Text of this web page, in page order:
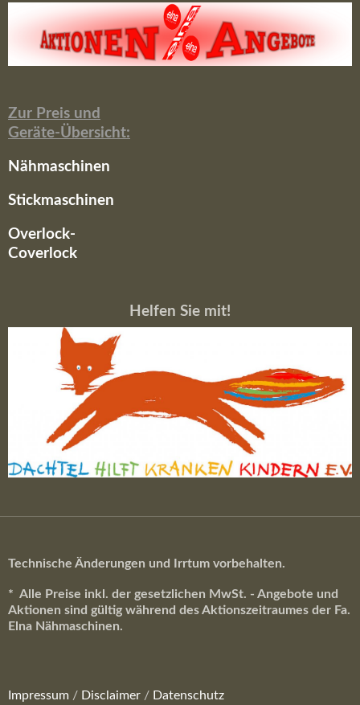
Zur Preis und
Geräte-Übersicht:
Nähmaschinen
Stickmaschinen
Overlock-
Coverlock
Helfen Sie mit!
Technische Änderungen und Irrtum vorbehalten.
* Alle Preise inkl. der gesetzlichen MwSt. - Angebote und
Aktionen sind gültig während des Aktionszeitraumes der Fa.
Elna Nähmaschinen.
Impressum / Disclaimer / Datenschutz